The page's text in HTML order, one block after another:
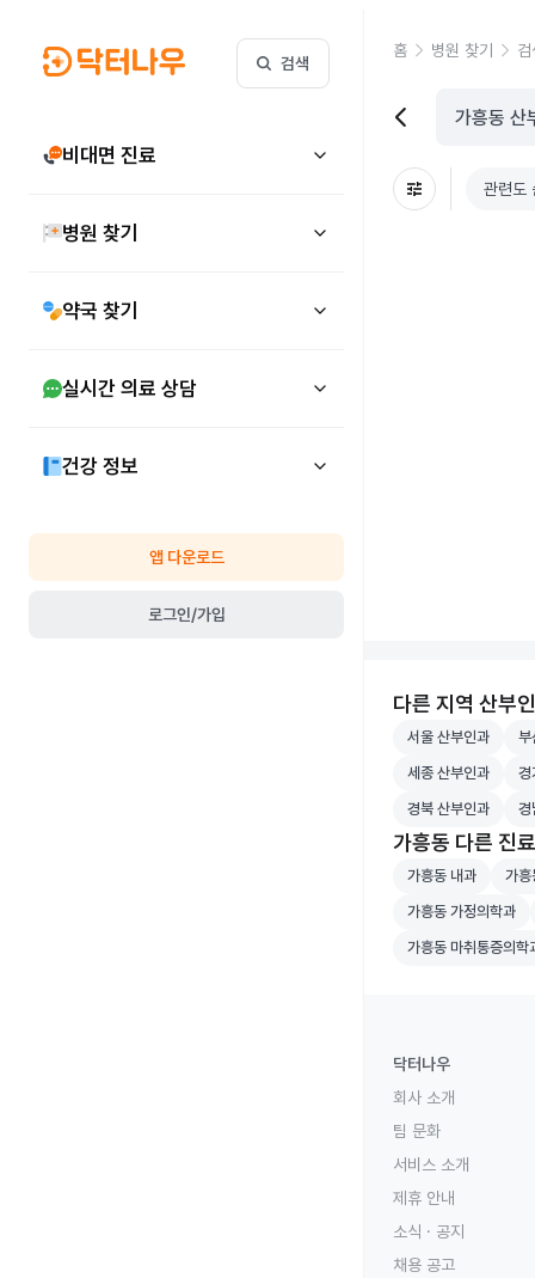
검색
비대면 진료
병원 찾기
약국 찾기
실시간 의료 상담
건강 정보
앱 다운로드
로그인/가입
홈 병원 찾기
관련도
다른 지역 산부
서울 산부인과 병
서울 산부인과 부
부
세종 산부인과 병
세종 산부인과 경
경
경북 산부인과 병
경북 산부인과 경
경
가흥동 다른 진
가흥동 내과 병원
가흥동 내과 가
가흥
가흥동 가정의학
가흥동 가정의학과
가흥동 마취통증
가흥동 마취통증의학
닥터나우
회사 소개
팀 문화
서비스 소개
제휴 안내
소식 · 공지
채용 공고